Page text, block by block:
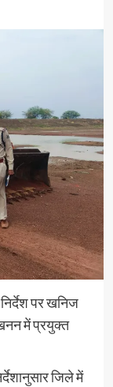
पर खनिज
में प्रयुक्त
जिले में